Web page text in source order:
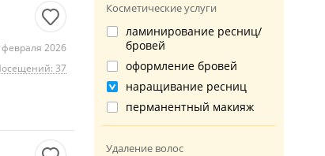
2026
37
Косметические услуги
ламинирование ресниц/
бровей
оформление бровей
наращивание ресниц
перманентный макияж
Удаление волос